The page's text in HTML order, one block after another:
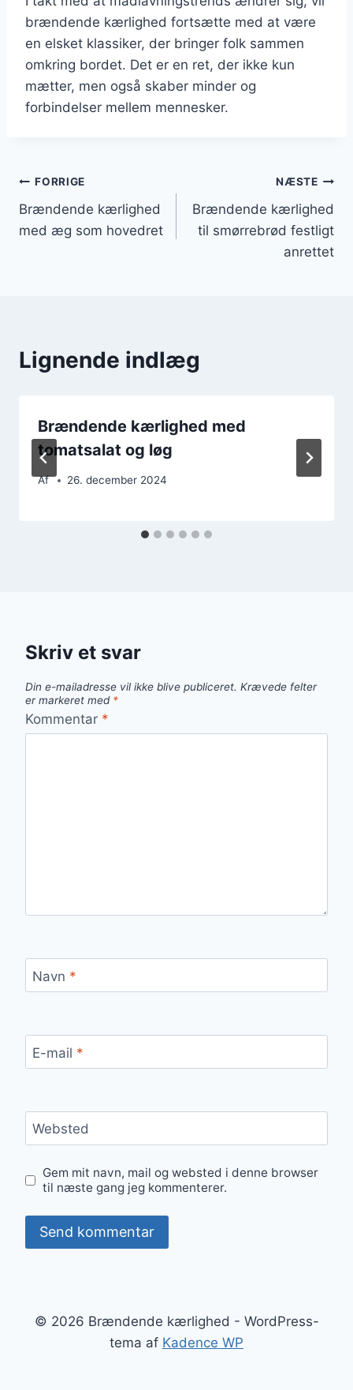
brændende kærlighed fortsætte med at være
en elsket klassiker, der bringer folk sammen
omkring bordet. Det er en ret, der ikke kun
mætter, men også skaber minder og
forbindelser mellem mennesker.
Indlægsnavigation
FORRIGE
Brændende kærlighed
med æg som hovedret
NÆSTE
Brændende kærlighed
til smørrebrød festligt
anrettet
Lignende indlæg
Brændende kærlighed med
tomatsalat og løg
Af 26. december 2024
Skriv et svar
Din e-mailadresse vil ikke blive publiceret. Krævede felter
er markeret med *
Kommentar *
Navn *
E-mail *
Websted
Gem mit navn, mail og websted i denne browser
til næste gang jeg kommenterer.
© 2026 Brændende kærlighed - WordPress-
tema af Kadence WP